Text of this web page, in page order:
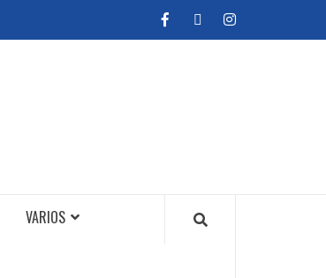
facebooktwitterinstagram
VARIOS